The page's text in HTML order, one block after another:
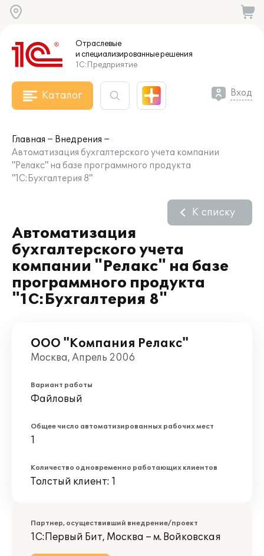
Отраслевые
и специализированныерешения
1С:Предприятие
Каталог Вход
Главная
Внедрения
Автоматизация бухгалтерского учета компании
"Релакс" на базе программного продукта
"1С:Бухгалтерия 8"
Автоматизация
бухгалтерского учета
компании "Релакс" на базе
программного продукта
"1С:Бухгалтерия 8"
К списку
ООО "Компания Релакс"
Москва, Апрель 2006
Вариант работы
Файловый
Общее число автоматизированных рабочих мест
1
Количество одновременно работающих клиентов
Толстый клиент: 1
Партнер, осуществивший внедрение/проект
1С:Первый Бит, Москва – м. Войковская